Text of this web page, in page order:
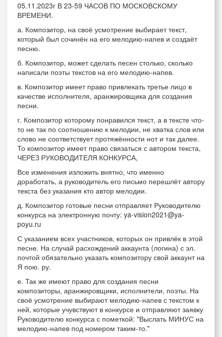
05.11.2023г В 23-59 ЧАСОВ ПО МОСКОВСКОМУ
ВРЕМЕНИ.
а. Композитор, на своё усмотрение выбирает текст,
который был сочинён на его мелодию-напев и создаёт
песню.
б. Композитор, может сделать песен столько, сколько
написали поэты текстов на его мелодию-напев.
в. Композитор имеет право привлекать третье лицо в
качестве исполнителя, аранжировщика для создания
песни.
г. Композитор которому понравился текст, а в тексте что-
то не так по соотношению к мелодии, не хватка слов или
слово не соответствует протяжённости нот и так далее.
То композитор имеет право связаться с автором текста,
ЧЕРЕЗ РУКОВОДИТЕЛЯ КОНКУРСА,
Все изменения изложить внятно, что именно
доработать, а руководитель его письмо перешлёт автору
текста без указания кто автор мелодии.
д. Композитор готовые песни отправляет Руководителю
конкурса на электронную почту: ya-vision2021@ya-
poyu.ru
С указанием всех участников, которых он привлёк в этой
песне. На случай расхождений аккаунта (логина) с эл.
почтой обязательно указать композитору свой аккаунт на
Я пою. ру.
е. Так же имеют право для создания песни
композиторы, аранжировщики, исполнители, поэты. На
своё усмотрение выбирают мелодию-напев с текстом к
ней, которые учувствуют в конкурсе и отправляют заявку
Руководителю конкурса с пометкой: "Выслать МИНУС на
мелодию-напев под номером таким-то."